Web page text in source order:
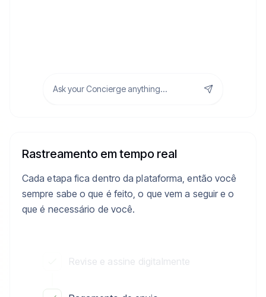
Ask your Concierge anything...
Rastreamento em tempo real
Cada etapa fica dentro da plataforma, então você
sempre sabe o que é feito, o que vem a seguir e o
que é necessário de você.
Revise e assine digitalmente